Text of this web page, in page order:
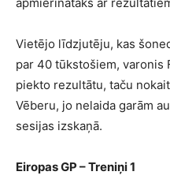
Vietējo līdzjutēju, kas
par 40 tūkstošiem, varonis
piekto rezultātu, taču
Vēberu, jo nelaida garām
sesijas izskaņā.
Eiropas GP – Treniņi 1